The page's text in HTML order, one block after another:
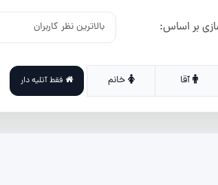
بر اساس:
آقا خانم فقط آتلیه دار